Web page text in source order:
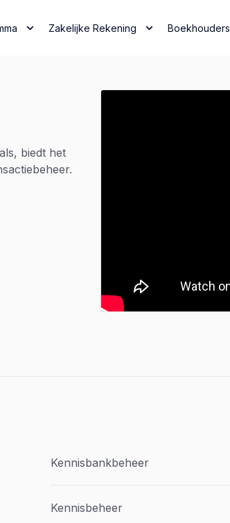
Zakelijke Rekening Boekhouders
biedt het
Kennisbankbeheer
Kennisbeheer